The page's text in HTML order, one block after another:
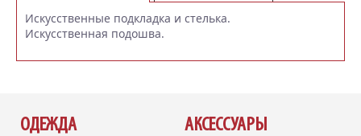
Искусственные подкладка и стелька.
Искусственная подошва.
Отзывы (0)
ОДЕЖДА АКСЕССУАРЫ